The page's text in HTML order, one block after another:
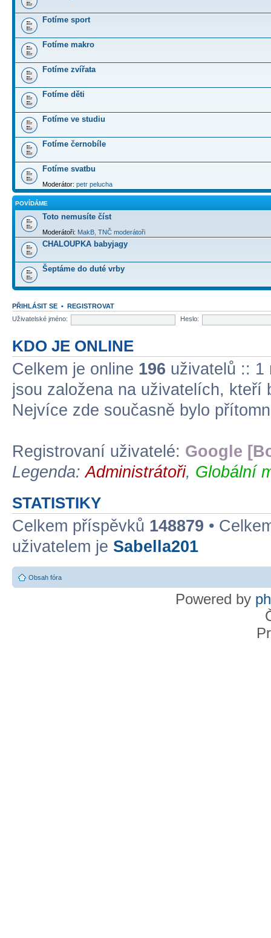
Fotíme sport
Fotíme makro
Fotíme zvířata
Fotíme děti
Fotíme ve studiu
Fotíme černobíle
Fotíme svatbu
Moderátor: petr pelucha
POVÍDÁME
Toto nemusíte číst
Moderátoři: MakB TNČ moderátoři
CHALOUPKA babyjagy
Šeptáme do duté vrby
PŘIHLÁSIT SE • REGISTROVAT
Uživatelské jméno:
Heslo:
KDO JE ONLINE
Celkem je online 196 uživatelů :: 1
jsou založena na uživatelích,
Nejvíce zde současně bylo
Registrovaní uživatelé: Google
Legenda:Administrátoři, Globální
STATISTIKY
Celkem příspěvků 148879 •
uživatelem je Sabella201
Obsah fóra
Powered by